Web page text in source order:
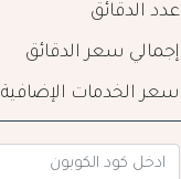
عدد الدقائق
إجمالي سعر الدقائق
سعر الخدمات الإضافية